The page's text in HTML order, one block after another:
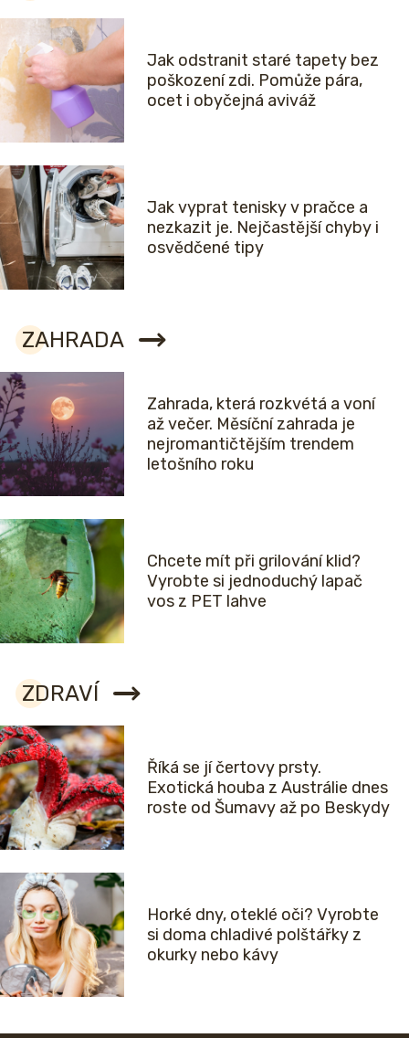
Jak odstranit staré tapety bez
poškození zdi. Pomůže pára,
ocet i obyčejná aviváž
Jak vyprat tenisky v pračce a
nezkazit je. Nejčastější chyby i
osvědčené tipy
ZAHRADA
Zahrada, která rozkvétá a voní
až večer. Měsíční zahrada je
nejromantičtějším trendem
letošního roku
Chcete mít při grilování klid?
Vyrobte si jednoduchý lapač
vos z PET lahve
ZDRAVÍ
Říká se jí čertovy prsty.
Exotická houba z Austrálie dnes
roste od Šumavy až po Beskydy
Horké dny, oteklé oči? Vyrobte
si doma chladivé polštářky z
okurky nebo kávy